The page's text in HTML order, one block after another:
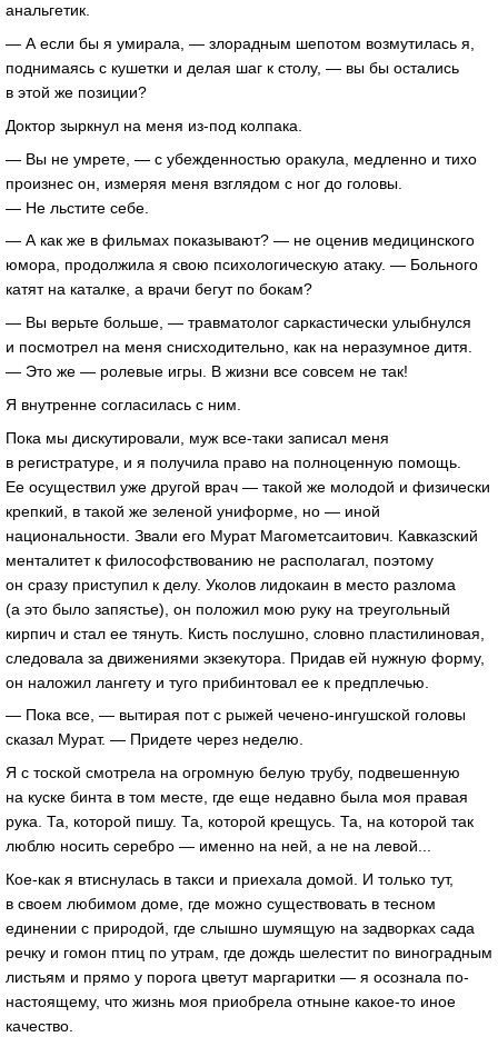
анальгетик.
— А если бы я умирала, — злорадным шепотом возмутилась я,
поднимаясь с кушетки и делая шаг к столу, — вы бы остались
в этой же позиции?
Доктор зыркнул на меня из-под колпака.
— Вы не умрете, — с убежденностью оракула, медленно и тихо
произнес он, измеряя меня взглядом с ног до головы.
— Не льстите себе.
— А как же в фильмах показывают? — не оценив медицинского
юмора, продолжила я свою психологическую атаку. — Больного
катят на каталке, а врачи бегут по бокам?
— Вы верьте больше, — травматолог саркастически улыбнулся
и посмотрел на меня снисходительно, как на неразумное дитя.
— Это же — ролевые игры. В жизни все совсем не так!
Я внутренне согласилась с ним.
Пока мы дискутировали, муж все-таки записал меня
в регистратуре, и я получила право на полноценную помощь.
Ее осуществил уже другой врач — такой же молодой и физически
крепкий, в такой же зеленой униформе, но — иной
национальности. Звали его Мурат Магометсаитович. Кавказский
менталитет к философствованию не располагал, поэтому
он сразу приступил к делу. Уколов лидокаин в место разлома
(а это было запястье), он положил мою руку на треугольный
кирпич и стал ее тянуть. Кисть послушно, словно пластилиновая,
следовала за движениями экзекутора. Придав ей нужную форму,
он наложил лангету и туго прибинтовал ее к предплечью.
— Пока все, — вытирая пот с рыжей чечено-ингушской головы
сказал Мурат. — Придете через неделю.
Я с тоской смотрела на огромную белую трубу, подвешенную
на куске бинта в том месте, где еще недавно была моя правая
рука. Та, которой пишу. Та, которой крещусь. Та, на которой так
люблю носить серебро — именно на ней, а не на левой...
Кое-как я втиснулась в такси и приехала домой. И только тут,
в своем любимом доме, где можно существовать в тесном
единении с природой, где слышно шумящую на задворках сада
речку и гомон птиц по утрам, где дождь шелестит по виноградным
листьям и прямо у порога цветут маргаритки — я осознала по-
настоящему, что жизнь моя приобрела отныне какое-то иное
качество.